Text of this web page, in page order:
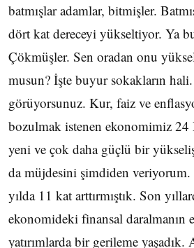
batmışlar adamlar, bitmişler.
dört kat dereceyi yükseltiyor. Ya
Çökmüşler. Sen oradan onu
musun? İşte buyur sokakların
görüyorsunuz. Kur, faiz ve
bozulmak istenen ekonomimiz 24
yeni ve çok daha güçlü bir
da müjdesini şimdiden veriyorum.
yılda 11 kat arttırmıştık. Son
ekonomideki finansal daralmanın
yatırımlarda bir gerileme